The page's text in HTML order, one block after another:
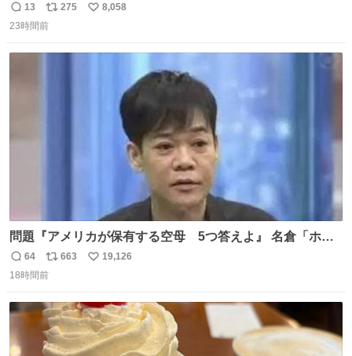
返
信
13
リ
ポ
275
い
8,058
23時間前
問題『アメリカが保有する空母 5つ答えよ』 名倉「ホン
マごめん、日本」
返
信
64
リ
ポ
ト
数
663
い
数
19,126
18時間前